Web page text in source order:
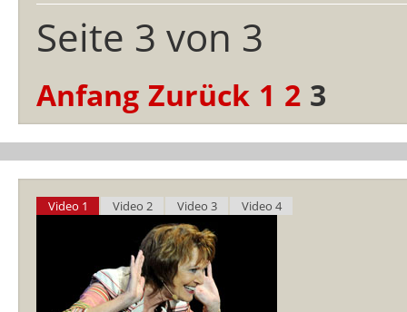
Seite 3 von 3
Anfang Zurück 1 2 3
Video 1 Video 2 Video 3 Video 4